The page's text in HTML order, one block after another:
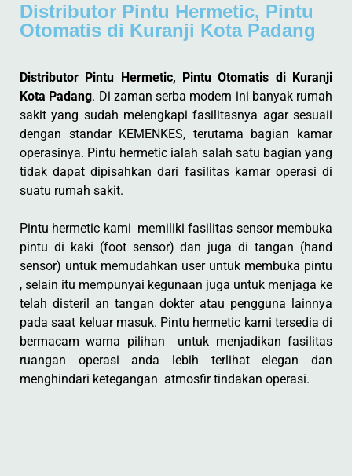
Distributor Pintu Hermetic, Pintu
Otomatis di Kuranji Kota Padang
Distributor Pintu Hermetic, Pintu Otomatis di Kuranji
Kota Padang. Di zaman serba modern ini banyak rumah
sakit yang sudah melengkapi fasilitasnya agar sesuaii
dengan standar KEMENKES, terutama bagian kamar
operasinya. Pintu hermetic ialah salah satu bagian yang
tidak dapat dipisahkan dari fasilitas kamar operasi di
suatu rumah sakit.
Pintu hermetic kami memiliki fasilitas sensor membuka
pintu di kaki (foot sensor) dan juga di tangan (hand
sensor) untuk memudahkan user untuk membuka pintu
, selain itu mempunyai kegunaan juga untuk menjaga ke
telah disteril an tangan dokter atau pengguna lainnya
pada saat keluar masuk. Pintu hermetic kami tersedia di
bermacam warna pilihan untuk menjadikan fasilitas
ruangan operasi anda lebih terlihat elegan dan
menghindari ketegangan atmosfir tindakan operasi.